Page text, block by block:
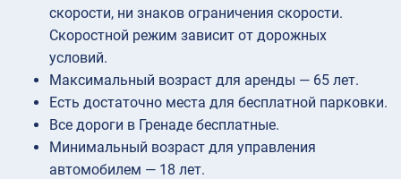
скорости, ни знаков ограничения скорости.
Скоростной режим зависит от дорожных
условий.
Максимальный возраст для аренды — 65 лет.
Есть достаточно места для бесплатной парковки.
Все дороги в Гренаде бесплатные.
Минимальный возраст для управления
автомобилем — 18 лет.